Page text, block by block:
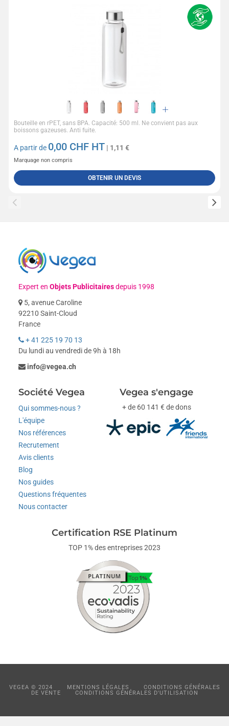
Bouteille en rPET, sans BPA. Capacité: 500 ml. Ne convient pas aux
boissons gazeuses. Anti fuite.
A partir de 0,00 CHF HT | 1,11 €
Marquage non compris
OBTENIR UN DEVIS
Expert enObjets Publicitairesdepuis 1998
5, avenue Caroline
92210 Saint-Cloud
France
+ 41 225 19 70 13
Du lundi au vendredi de 9h à 18h
info@vegea.ch
Société Vegea
Qui sommes-nous ?
L'équipe
Nos références
Recrutement
Avis clients
Blog
Nos guides
Questions fréquentes
Nous contacter
Vegea s'engage
+ de 60 141 € de dons
Certification RSE Platinum
TOP 1% des entreprises 2023
VEGEA © 2024 MENTIONS LÉGALES
CONDITIONS GÉNÉRALES
DE VENTE
CONDITIONS GÉNÉRALES D'UTILISATION